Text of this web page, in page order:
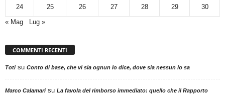
24 25 26 27 28 29
30
« Mag
Lug »
COMMENTI RECENTI
Totisu Conto di base, che vi sia ognun lo dice, dove sia nessun lo sa
Marco Calamarisu La favola del rimborso immediato: quello che il Rapporto